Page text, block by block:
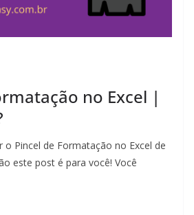
no Excel |
o Pincel de Formatação no Excel de
este post é para você! Você